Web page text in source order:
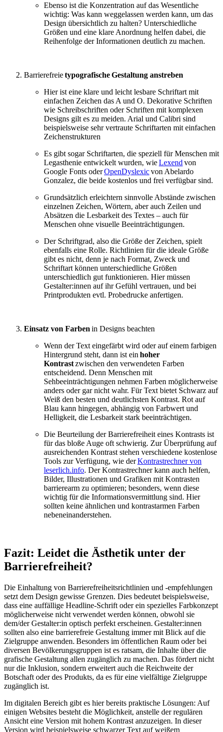
Ebenso ist die Konzentration auf das Wesentliche
wichtig: Was kann weggelassen werden kann, um das
Design übersichtlich zu halten? Unterschiedliche
Größen und eine klare Anordnung helfen dabei, die
Reihenfolge der Informationen deutlich zu machen.
Barrierefreietypografische Gestaltung anstreben
Hier ist eine klare und leicht lesbare Schriftart mit
einfachen Zeichen das A und O. Dekorative Schriften
wie Schreibschriften oder Schriften mit komplexen
Designs gilt es zu meiden. Arial und Calibri sind
beispielsweise sehr vertraute Schriftarten mit einfachen
Zeichenstrukturen
Es gibt sogar Schriftarten, die speziell für Menschen mit
Legasthenie entwickelt wurden, wieLexend von
Google Fonts oderOpenDyslexicvon Abelardo
Gonzalez, die beide kostenlos und frei verfügbar sind.
Grundsätzlich erleichtern sinnvolle Abstände zwischen
einzelnen Zeichen, Wörtern, aber auch Zeilen und
Absätzen die Lesbarkeit des Textes – auch für
Menschen ohne visuelle Beeinträchtigungen.
Der Schriftgrad, also die Größe der Zeichen, spielt
ebenfalls eine Rolle. Richtlinien für die ideale Größe
gibt es nicht, denn je nach Format, Zweck und
Schriftart können unterschiedliche Größen
unterschiedlich gut funktionieren. Hier müssen
Gestalter:innen auf ihr Gefühl vertrauen, und bei
Printprodukten evtl. Probedrucke anfertigen.
Einsatz von Farben in Designs beachten
Wenn der Text eingefärbt wird oder auf einem farbigen
Hintergrund steht, dann ist ein hoher
Kontrastzwischen den verwendeten Farben
entscheidend. Denn Menschen mit
Sehbeeinträchtigungen nehmen Farben möglicherweise
anders oder gar nicht wahr. Für Text bietet Schwarz auf
Weiß den besten und deutlichsten Kontrast. Rot auf
Blau kann hingegen, abhängig von Farbwert und
Helligkeit, die Lesbarkeit stark beeinträchtigen.
Die Beurteilung der Barrierefreiheit eines Kontrasts ist
für das bloße Auge oft schwierig. Zur Überprüfung auf
ausreichenden Kontrast stehen verschiedene kostenlose
Tools zur Verfügung, wie derKontrastrechner von
leserlich.info. Der Kontrastrechner kann auch helfen,
Bilder, Illustrationen und Grafiken mit Kontrasten
barrierearm zu optimieren; besonders, wenn diese
wichtig für die Informationsvermittlung sind. Hier
sollten keine ähnlichen und kontrastarmen Farben
nebeneinanderstehen.
Fazit: Leidet die Ästhetik unter der
Barrierefreiheit?
Die Einhaltung von Barrierefreiheitsrichtlinien und -empfehlungen
setzt dem Design gewisse Grenzen. Dies bedeutet beispielsweise,
dass eine auffällige Headline-Schrift oder ein spezielles Farbkonzept
möglicherweise nicht verwendet werden können, obwohl sie
dem/der Gestalter:in optisch perfekt erscheinen. Gestalter:innen
sollten also eine barrierefreie Gestaltung immer mit Blick auf die
Zielgruppe anwenden. Besonders im öffentlichen Raum oder bei
diversen Bevölkerungsgruppen ist es ratsam, die Inhalte über die
grafische Gestaltung allen zugänglich zu machen. Das fördert nicht
nur die Inklusion, sondern erweitert auch die Reichweite der
Botschaft oder des Produkts, da es für eine vielfältige Zielgruppe
zugänglich ist.
Im digitalen Bereich gibt es hier bereits praktische Lösungen: Auf
einigen Websites besteht die Möglichkeit, anstelle der regulären
Ansicht eine Version mit hohem Kontrast anzuzeigen. In dieser
Version wird beispielsweise schwarzer Text auf weißem